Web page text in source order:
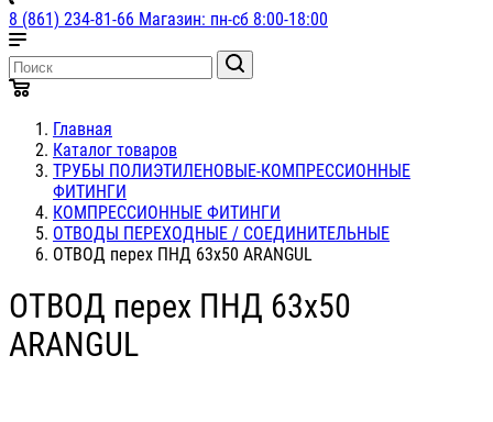
8 (861) 234-81-66 Магазин: пн-сб 8:00-18:00
Главная
Каталог товаров
ТРУБЫ ПОЛИЭТИЛЕНОВЫЕ-КОМПРЕССИОННЫЕ
ФИТИНГИ
КОМПРЕССИОННЫЕ ФИТИНГИ
ОТВОДЫ ПЕРЕХОДНЫЕ / СОЕДИНИТЕЛЬНЫЕ
ОТВОД перех ПНД 63х50 ARANGUL
ОТВОД перех ПНД 63х50
ARANGUL